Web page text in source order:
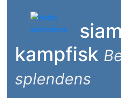
kampfisk
splendens